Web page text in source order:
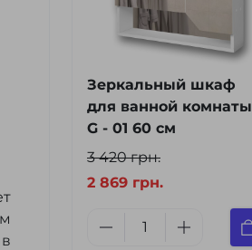
Зеркальный шкаф
для ванной комнаты
G - 01 60 см
3 420 грн.
2 869 грн.